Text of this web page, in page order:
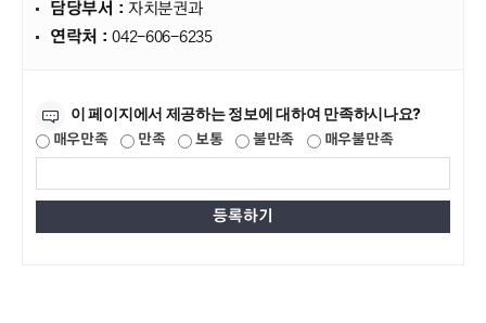
담당부서 : 자치분권과
연락처 :042-606-6235
이 페이지에서 제공하는 정보에 대하여 만족하시나요?
매우만족 만족 보통 불만족 매우불만족